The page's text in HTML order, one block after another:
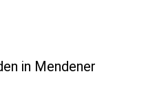
in Mendener